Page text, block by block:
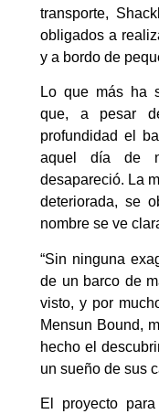
transporte,
obligados a
y a bordo de
Lo que más ha
que, a pesar
profundidad el
aquel día de
desapareció. La
deteriorada, se
nombre se ve
“Sin ninguna
de un barco de
visto, y por
Mensun Bound,
hecho el
un sueño de sus
El proyecto